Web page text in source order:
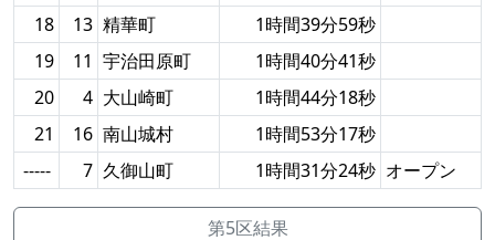
18
13 精華町
1時間39分59秒
19
11 宇治田原町
1時間40分41秒
20
4 大山崎町
1時間44分18秒
21
16 南山城村
1時間53分17秒
-----
7 久御山町 1時間31分24秒 オープン
第5区結果